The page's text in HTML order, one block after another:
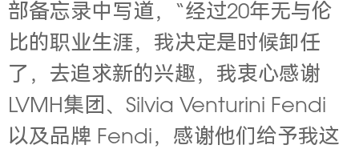
部备忘录中写道，“经过20年无与伦
比的职业生涯，我决定是时候卸任
了，去追求新的兴趣，我衷心感谢
LVMH集团、 Silvia Venturini Fendi
以及品牌 Fendi，感谢他们给予我这